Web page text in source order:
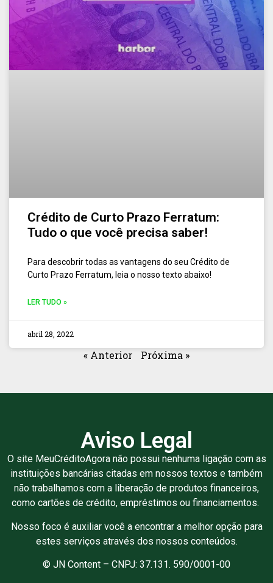
Crédito de Curto Prazo Ferratum:
Tudo o que você precisa saber!
Para descobrir todas as vantagens do seu Crédito de
Curto Prazo Ferratum, leia o nosso texto abaixo!
LER TUDO »
abril 28, 2022
« Anterior Próxima »
Aviso Legal
O site MeuCréditoAgora não possui nenhuma ligação com as
instituições bancárias citadas em nossos textos e também
não trabalhamos com a liberação de produtos financeiros,
como cartões de crédito, empréstimos ou financiamentos.
Nosso foco é auxiliar você a encontrar a melhor opção para
estes serviços através dos nossos conteúdos.
© JN Content – CNPJ: 37.131. 590/0001-00